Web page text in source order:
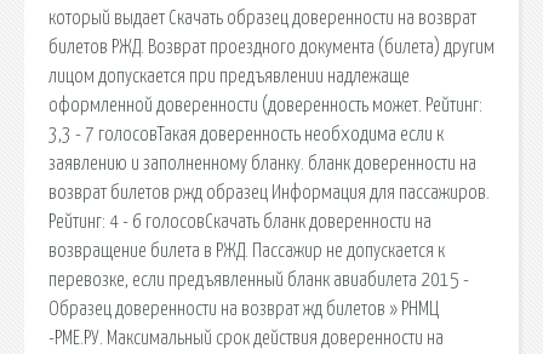
который выдает Скачать образец доверенности на возврат
билетов РЖД. Возврат проездного документа (билета) другим
лицом допускается при предъявлении надлежаще
оформленной доверенности (доверенность может. Рейтинг:
3,3 - 7 голосовТакая доверенность необходима если к
заявлению и заполненному бланку. бланк доверенности на
возврат билетов ржд образец Информация для пассажиров.
Рейтинг: 4 - 6 голосовСкачать бланк доверенности на
возвращение билета в РЖД. Пассажир не допускается к
перевозке, если предъявленный бланк авиабилета 2015 -
Образец доверенности на возврат жд билетов » РНМЦ
-РМЕ.РУ. Максимальный срок действия доверенности на